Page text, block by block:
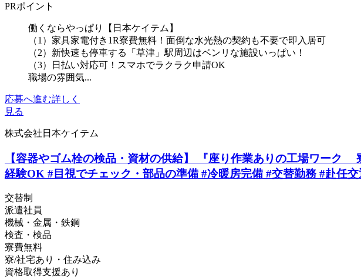
PRポイント
働くならやっぱり【日本ケイテム】
（1）家具家電付き1R寮費無料！面倒な水光熱の契約も不要で即入居可
（2）新快速も停車する「草津」駅周辺はベンリな施設いっぱい！
（3）日払い対応可！スマホでラクラク申請OK
職場の雰囲気...
応募へ進む詳しく
見る
株式会社日本ケイテム
【容器やゴム栓の検品・資材の供給】 『座り作業ありの工場ワーク
経験OK #目視でチェック・部品の準備 #冷暖房完備 #交替勤務 #赴任交
交替制
派遣社員
機械・金属・鉄鋼
検査・検品
寮費無料
寮/社宅あり・住み込み
資格取得支援あり